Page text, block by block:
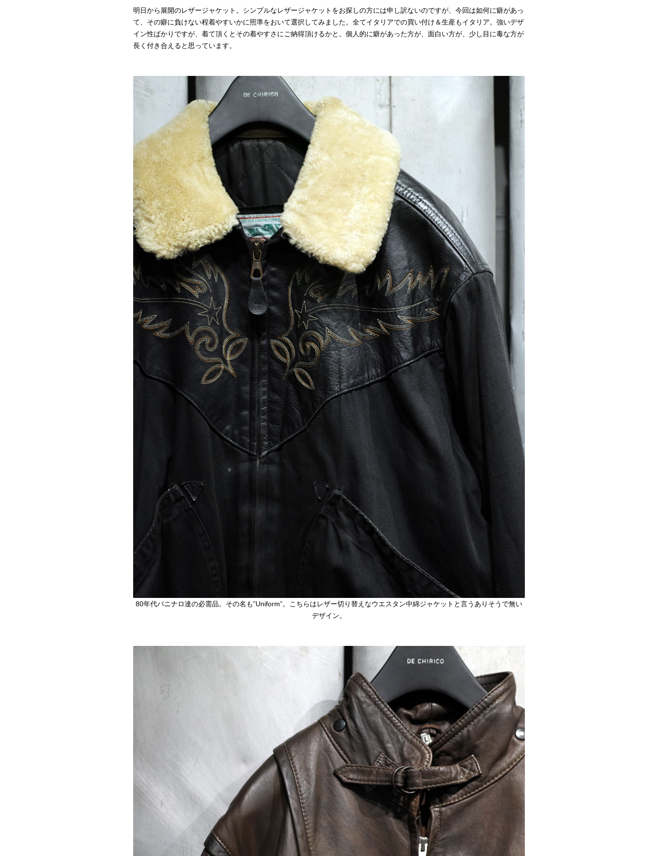
明日から展開のレザージャケット。シンプルなレザージャケットをお探しの方には申し訳ないのですが、今回は如何に癖があっ
て、その癖に負けない程着やすいかに照準をおいて選択してみました。全てイタリアでの買い付け＆生産もイタリア。強いデザ
イン性ばかりですが、着て頂くとその着やすさにご納得頂けるかと。個人的に癖があった方が、面白い方が、少し目に毒な方が
長く付き合えると思っています。
80年代パニナロ達の必需品。その名も”Uniform”。こちらはレザー切り替えなウエスタン中綿ジャケットと言うありそうで無い
デザイン。